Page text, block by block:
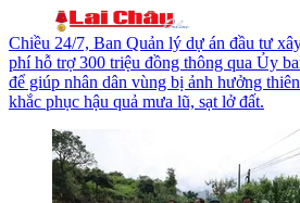
Chiều 24/7, Ban Quản lý dự án đầu tư
phí hỗ trợ 300 triệu đồng thông qua Ủy
để giúp nhân dân vùng bị ảnh hưởng
khắc phục hậu quả mưa lũ, sạt lở đất.